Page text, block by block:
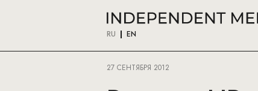
RU EN
27 СЕНТЯБРЯ 2012